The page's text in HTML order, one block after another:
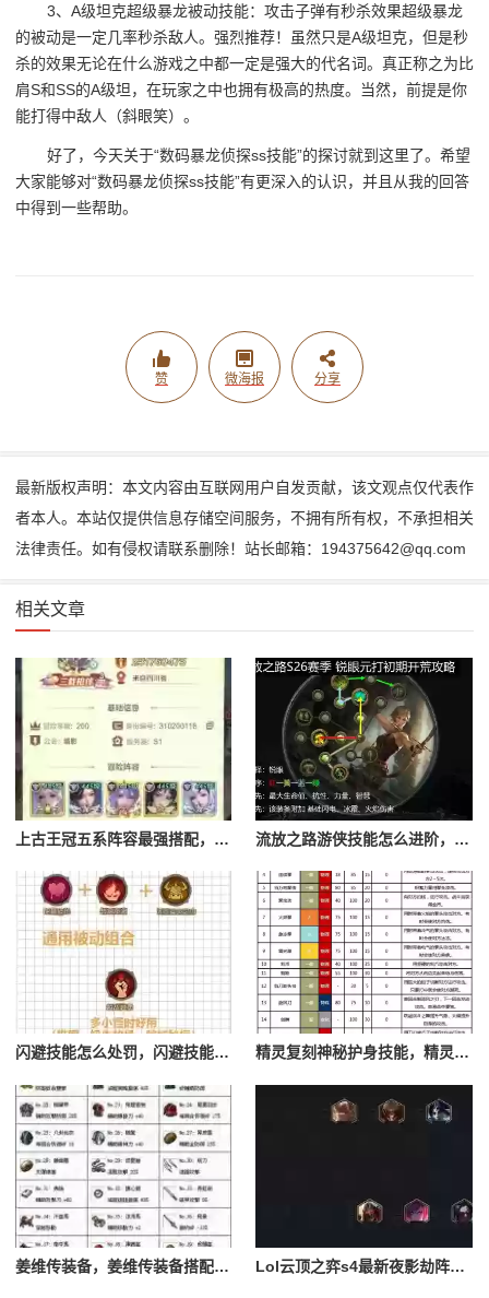
3、A级坦克超级暴龙被动技能：攻击子弹有秒杀效果超级暴龙
的被动是一定几率秒杀敌人。强烈推荐！虽然只是A级坦克，但是秒
杀的效果无论在什么游戏之中都一定是强大的代名词。真正称之为比
肩S和SS的A级坦，在玩家之中也拥有极高的热度。当然，前提是你
能打得中敌人（斜眼笑）。
好了，今天关于“数码暴龙侦探ss技能”的探讨就到这里了。希望
大家能够对“数码暴龙侦探ss技能”有更深入的认识，并且从我的回答
中得到一些帮助。
赞 微海报 分享
最新版权声明：本文内容由互联网用户自发贡献，该文观点仅代表作
者本人。本站仅提供信息存储空间服务，不拥有所有权，不承担相关
法律责任。如有侵权请联系删除！站长邮箱：194375642@qq.com
相关文章
上古王冠五系阵容最强搭配，上古王冠五星排行 流放之路游侠技能怎么进阶，流放之路游侠技能怎么进阶的
闪避技能怎么处罚，闪避技能怎么处罚队友 精灵复刻神秘护身技能，精灵复刻攻略
姜维传装备，姜维传装备搭配一览表最新 Lol云顶之弈s4最新夜影劫阵容搭配，云顶之奕夜影劫阵容